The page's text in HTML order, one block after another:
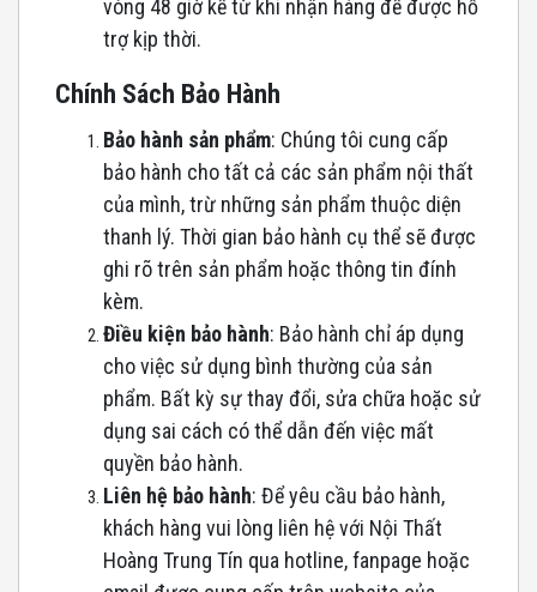
vòng 48 giờ kể từ khi nhận hàng để được hỗ
trợ kịp thời.
Chính Sách Bảo Hành
Bảo hành sản phẩm: Chúng tôi cung cấp
bảo hành cho tất cả các sản phẩm nội thất
của mình, trừ những sản phẩm thuộc diện
thanh lý. Thời gian bảo hành cụ thể sẽ được
ghi rõ trên sản phẩm hoặc thông tin đính
kèm.
Điều kiện bảo hành: Bảo hành chỉ áp dụng
cho việc sử dụng bình thường của sản
phẩm. Bất kỳ sự thay đổi, sửa chữa hoặc sử
dụng sai cách có thể dẫn đến việc mất
quyền bảo hành.
Liên hệ bảo hành: Để yêu cầu bảo hành,
khách hàng vui lòng liên hệ với Nội Thất
Hoàng Trung Tín qua hotline, fanpage hoặc